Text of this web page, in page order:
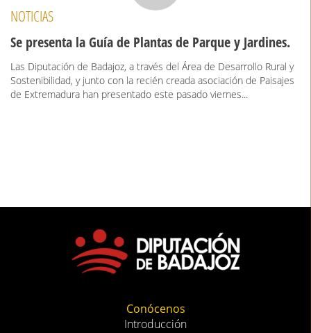
NOTICIAS
Se presenta la Guía de Plantas de Parque y Jardines.
Las Diputación de Badajoz, a través del Área de Desarrollo Rural y
Sostenibilidad, y junto con la recién creada asociación de Paisajes
de Extremadura han presentado este pasado viernes...
Conócenos
Introducción